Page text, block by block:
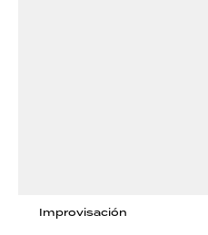
Improvisación